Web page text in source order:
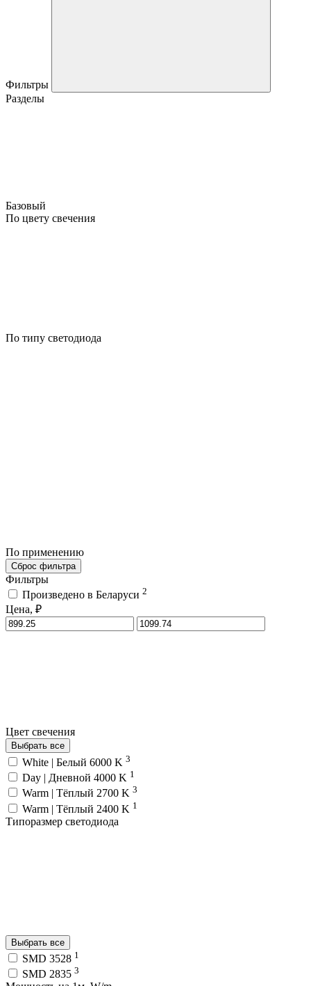
Фильтры
Разделы
Базовый
По цвету свечения
По типу светодиода
По применению
Сброс фильтра
Фильтры
Произведено в Беларуси 2
Цена, ₽
Цвет свечения
Выбрать все
White | Белый 6000 K 3
Day | Дневной 4000 K 1
Warm | Тёплый 2700 K 3
Warm | Тёплый 2400 K 1
Типоразмер светодиода
Выбрать все
SMD 3528 1
SMD 2835 3